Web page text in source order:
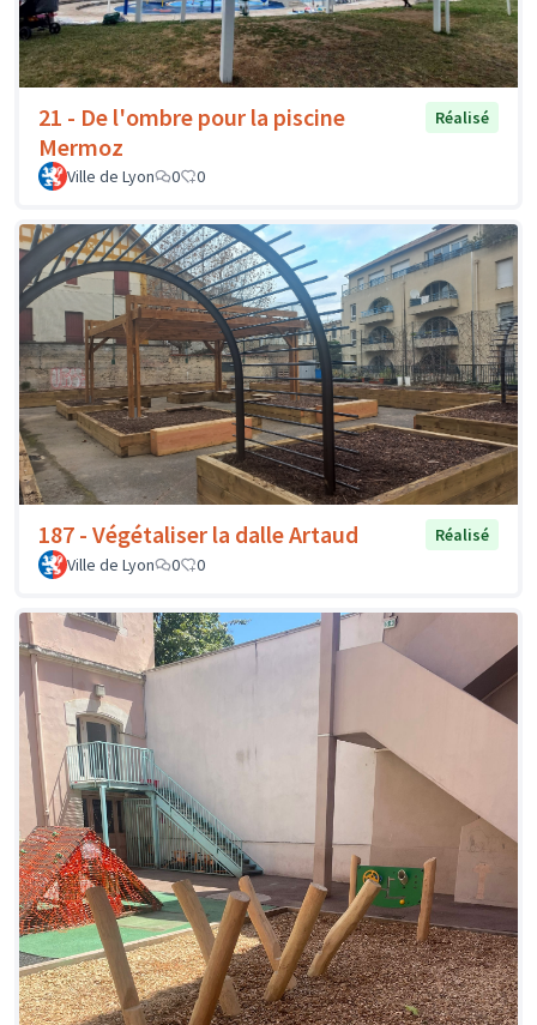
21 - De l'ombre pour la piscine
Mermoz
Réalisé
Ville de Lyon 0 0
187 - Végétaliser la dalle Artaud
Réalisé
Ville de Lyon
0 0